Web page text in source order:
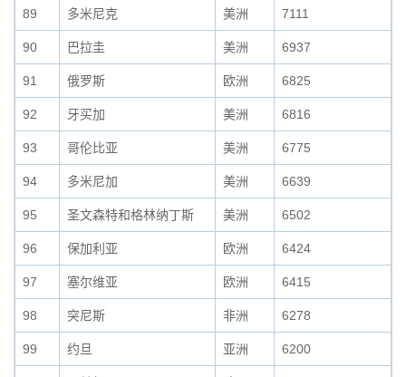
89 多米尼克 美洲 7111
90 巴拉圭 美洲 6937
91 俄罗斯 欧洲 6825
92 牙买加 美洲 6816
93 哥伦比亚 美洲 6775
94 多米尼加 美洲 6639
95 圣文森特和格林纳丁斯 美洲 6502
96 保加利亚 欧洲 6424
97 塞尔维亚 欧洲 6415
98 突尼斯 非洲 6278
99 约旦 亚洲 6200